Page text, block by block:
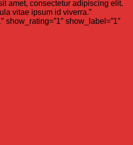
amet, consectetur adipiscing elit.
vitae ipsum id viverra.”
show_rating=”1″ show_label=”1″